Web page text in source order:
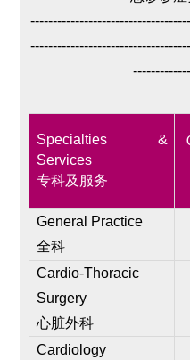
Specialties &
Services
专科及服务
General Practice
全科
Cardio-Thoracic
Surgery
心脏外科
Cardiology